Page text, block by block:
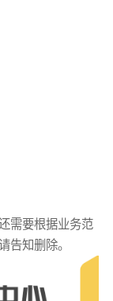
需要根据业务范
告知删除。